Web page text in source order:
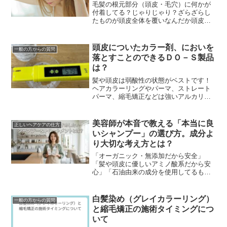
毛髪の根元部分（頭皮・毛穴）に何かが
付着してる？じゃりじゃり？ざらざらし
たものが頭皮全体を覆いなんだか頭皮が
クスやヘッドスパ・炭...
一般の方からの質問
頭皮についたカラー剤、においを
落とすことのできるＤＯ－Ｓ製品
は？
髪や頭皮は弱酸性の状態がベストです！
ヘアカラーリングやパーマ、ストレート
パーマ、縮毛矯正などは強いアルカリ性
で理美容室ではそうい...
正しいヘアケアの仕方
美容師が本音で教える「本当に良
いシャンプー」の選び方。成分よ
り大切な考え方とは？
「オーガニック・無添加だから安全」
「髪や頭皮に優しいアミノ酸系だから安
心」「石油由来の成分を使用してるもの
握る美容師たちが本当に...
一般の方からの質問
白髪染め（グレイカラーリング）
と縮毛矯正の施術タイミングにつ
いて